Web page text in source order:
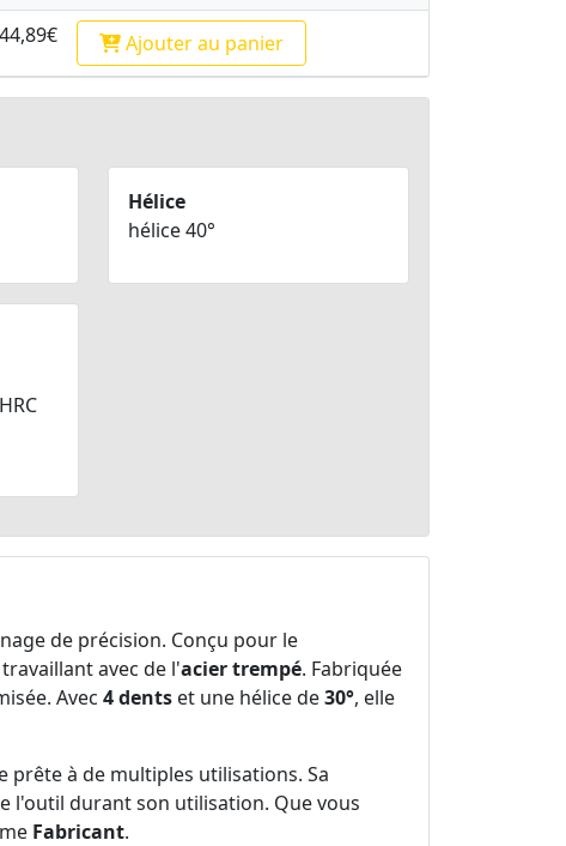
Ajouterau panier
Hélice
hélice 40°
de précision. Conçu pour le
avec de l'acier trempé. Fabriquée
Avec 4 dents et une hélice de30°, elle
à de multiples utilisations. Sa
l'outil durant son utilisation. Que vous
Fabricant.